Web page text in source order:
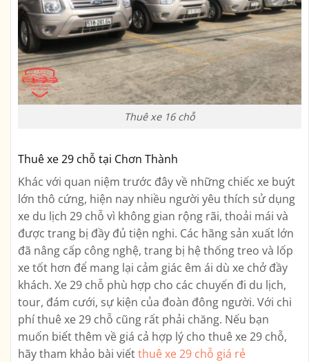
Thuê xe 16 chỗ
Thuê xe 29 chỗ tại Chơn Thành
Khác với quan niệm trước đây về những chiếc xe buýt
lớn thô cứng, hiện nay nhiều người yêu thích sử dụng
xe du lịch 29 chỗ vì không gian rộng rãi, thoải mái và
được trang bị đầy đủ tiện nghi. Các hãng sản xuất lớn
đã nâng cấp công nghệ, trang bị hệ thống treo và lốp
xe tốt hơn để mang lại cảm giác êm ái dù xe chở đầy
khách. Xe 29 chỗ phù hợp cho các chuyến đi du lịch,
tour, đám cưới, sự kiện của đoàn đông người. Với chi
phí thuê xe 29 chỗ cũng rất phải chăng. Nếu bạn
muốn biết thêm về giá cả hợp lý cho thuê xe 29 chỗ,
hãy tham khảo bài viếtthuê xe 29 chỗ giá rẻ